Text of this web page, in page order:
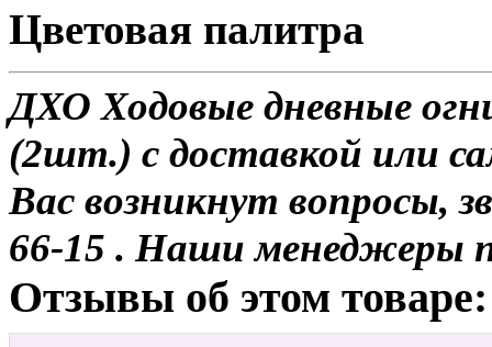
Цветовая палитра
ДХО Ходовые дневные
(2шт.) с доставкой или
Вас возникнут вопросы,
66-15 . Наши менеджеры
Отзывы об этом товаре: